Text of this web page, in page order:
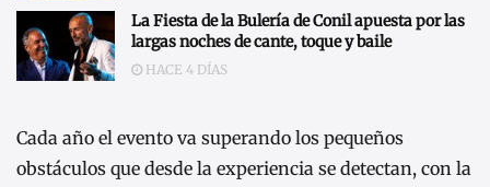
La Fiesta de la Bulería de Conil apuesta por las
largas noches de cante, toque y baile
HACE 4 DÍAS
Cada año el evento va superando los pequeños
obstáculos que desde la experiencia se detectan, con la